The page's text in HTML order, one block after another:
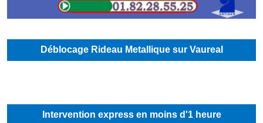
Déblocage Rideau Metallique sur Vaureal
Intervention express en moins d'1 heure